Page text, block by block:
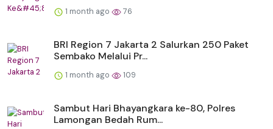
1 month ago 76
BRI Region 7 Jakarta 2 Salurkan 250 Paket
Sembako Melalui Pr...
1 month ago 109
Sambut Hari Bhayangkara ke-80, Polres
Lamongan Bedah Rum...